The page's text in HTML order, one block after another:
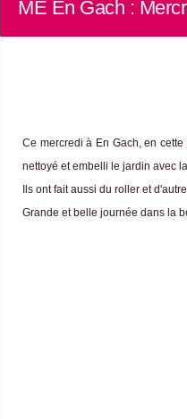
ME En Gach :
Ce mercredi à En Gach, en
nettoyé et embelli le jardin avec
Ils ont fait aussi du roller et
Grande et belle journée dans la